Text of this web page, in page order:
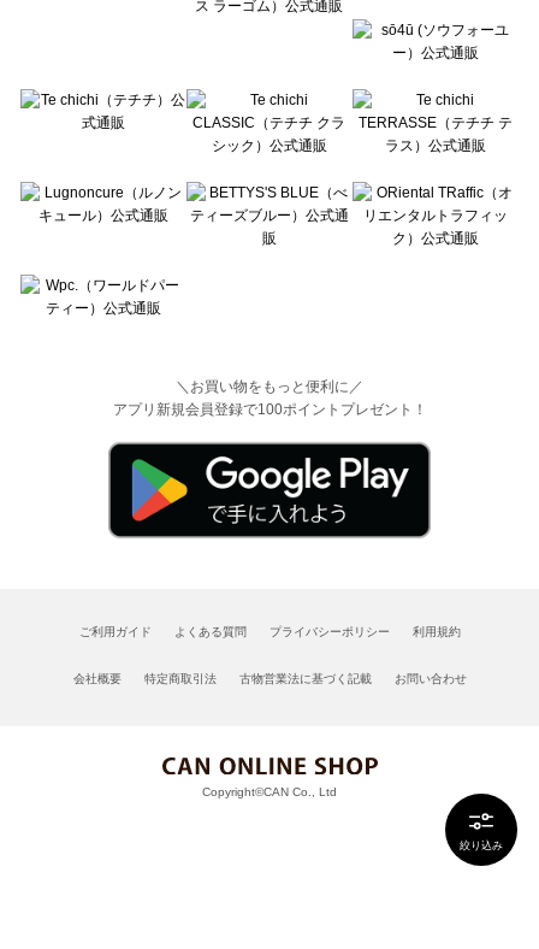
絞り込み
＼お買い物をもっと便利に／
アプリ新規会員登録で100ポイントプレゼント！
ご利用ガイド よくある質問 プライバシーポリシー 利用規約
会社概要 特定商取引法 古物営業法に基づく記載 お問い合わせ
Copyright©CAN Co., Ltd